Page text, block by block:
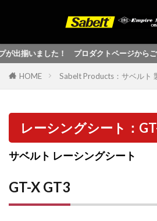
た！ プロダクトページからご覧ください
HOME Sabelt Products：サベルト
レーシングシート：
サベルト レーシングシート
GT-X GT3